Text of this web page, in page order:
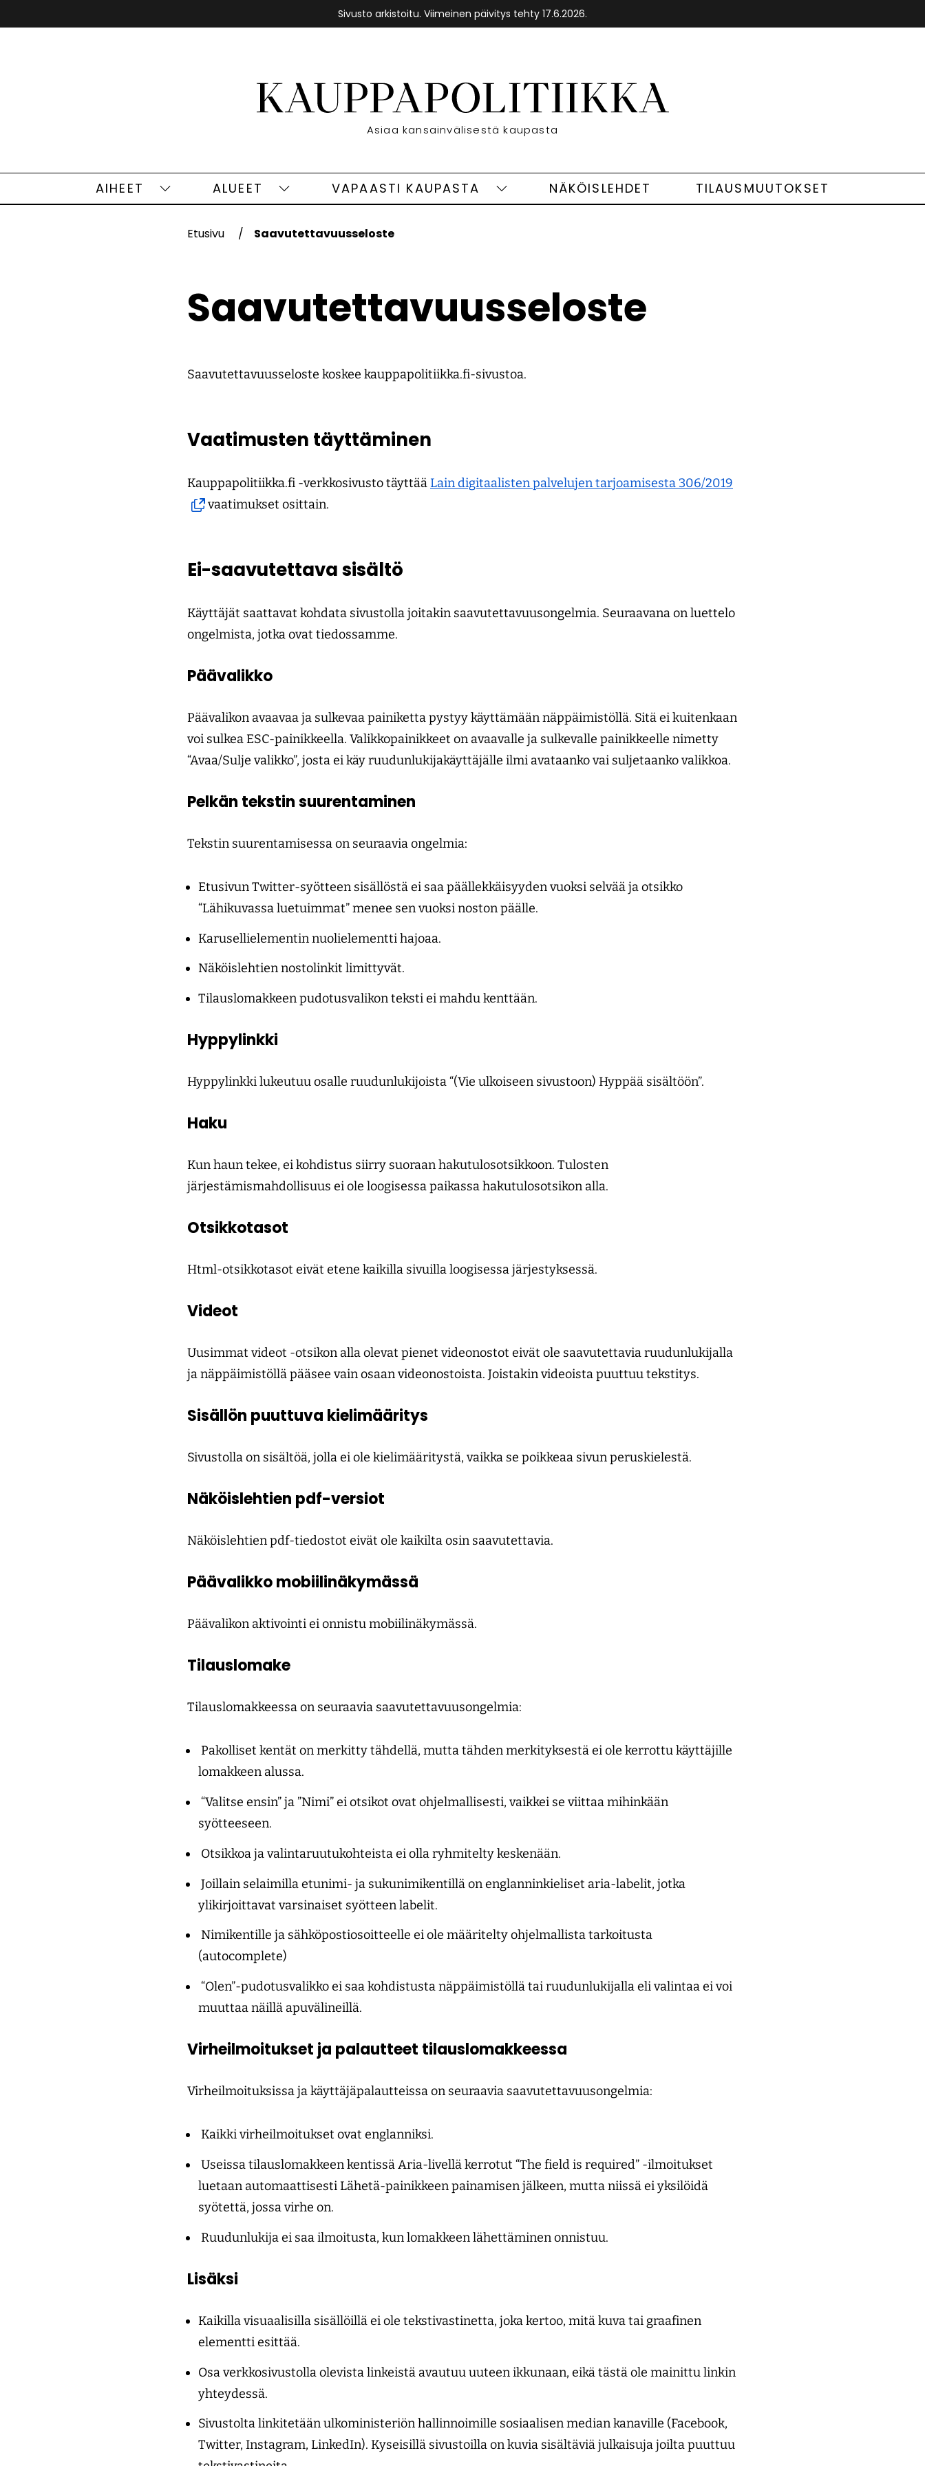
Sivusto arkistoitu. Viimeinen päivitys tehty 17.6.2026.
Etusivu
Asiaa kansainvälisestä kaupasta
AIHEET
Aiheet
ALUEET
Alueet
VAPAASTI KAUPASTA
VapaastiNÄKÖISLEHDET TILAUSMUUTOKSET
Etusivu Saavutettavuusseloste
Saavutettavuusseloste
Saavutettavuusseloste koskee kauppapolitiikka.fi-sivustoa.
Vaatimusten täyttäminen
Kauppapolitiikka.fi -verkkosivusto täyttääLain digitaalisten palvelujen tarjoamisesta 306/2019
vaatimukset osittain.
Ei-saavutettava sisältö
Käyttäjät saattavat kohdata sivustolla joitakin saavutettavuusongelmia. Seuraavana on luettelo
ongelmista, jotka ovat tiedossamme.
Päävalikko
Päävalikon avaavaa ja sulkevaa painiketta pystyy käyttämään näppäimistöllä. Sitä ei kuitenkaan
voi sulkea ESC-painikkeella. Valikkopainikkeet on avaavalle ja sulkevalle painikkeelle nimetty
“Avaa/Sulje valikko”, josta ei käy ruudunlukijakäyttäjälle ilmi avataanko vai suljetaanko valikkoa.
Pelkän tekstin suurentaminen
Tekstin suurentamisessa on seuraavia ongelmia:
Etusivun Twitter-syötteen sisällöstä ei saa päällekkäisyyden vuoksi selvää ja otsikko
“Lähikuvassa luetuimmat” menee sen vuoksi noston päälle.
Karusellielementin nuolielementti hajoaa.
Näköislehtien nostolinkit limittyvät.
Tilauslomakkeen pudotusvalikon teksti ei mahdu kenttään.
Hyppylinkki
Hyppylinkki lukeutuu osalle ruudunlukijoista “(Vie ulkoiseen sivustoon) Hyppää sisältöön”.
Haku
Kun haun tekee, ei kohdistus siirry suoraan hakutulosotsikkoon. Tulosten
järjestämismahdollisuus ei ole loogisessa paikassa hakutulosotsikon alla.
Otsikkotasot
Html-otsikkotasot eivät etene kaikilla sivuilla loogisessa järjestyksessä.
Videot
Uusimmat videot -otsikon alla olevat pienet videonostot eivät ole saavutettavia ruudunlukijalla
ja näppäimistöllä pääsee vain osaan videonostoista. Joistakin videoista puuttuu tekstitys.
Sisällön puuttuva kielimääritys
Sivustolla on sisältöä, jolla ei ole kielimääritystä, vaikka se poikkeaa sivun peruskielestä.
Näköislehtien pdf-versiot
Näköislehtien pdf-tiedostot eivät ole kaikilta osin saavutettavia.
Päävalikko mobiilinäkymässä
Päävalikon aktivointi ei onnistu mobiilinäkymässä.
Tilauslomake
Tilauslomakkeessa on seuraavia saavutettavuusongelmia:
Pakolliset kentät on merkitty tähdellä, mutta tähden merkityksestä ei ole kerrottu käyttäjille
lomakkeen alussa.
“Valitse ensin” ja ”Nimi” ei otsikot ovat ohjelmallisesti, vaikkei se viittaa mihinkään
syötteeseen.
Otsikkoa ja valintaruutukohteista ei olla ryhmitelty keskenään.
Joillain selaimilla etunimi- ja sukunimikentillä on englanninkieliset aria-labelit, jotka
ylikirjoittavat varsinaiset syötteen labelit.
Nimikentille ja sähköpostiosoitteelle ei ole määritelty ohjelmallista tarkoitusta
(autocomplete)
“Olen”-pudotusvalikko ei saa kohdistusta näppäimistöllä tai ruudunlukijalla eli valintaa ei voi
muuttaa näillä apuvälineillä.
Virheilmoitukset ja palautteet tilauslomakkeessa
Virheilmoituksissa ja käyttäjäpalautteissa on seuraavia saavutettavuusongelmia:
Kaikki virheilmoitukset ovat englanniksi.
Useissa tilauslomakkeen kentissä Aria-livellä kerrotut “The field is required” -ilmoitukset
luetaan automaattisesti Lähetä-painikkeen painamisen jälkeen, mutta niissä ei yksilöidä
syötettä, jossa virhe on.
Ruudunlukija ei saa ilmoitusta, kun lomakkeen lähettäminen onnistuu.
Lisäksi
Kaikilla visuaalisilla sisällöillä ei ole tekstivastinetta, joka kertoo, mitä kuva tai graafinen
elementti esittää.
Osa verkkosivustolla olevista linkeistä avautuu uuteen ikkunaan, eikä tästä ole mainittu linkin
yhteydessä.
Sivustolta linkitetään ulkoministeriön hallinnoimille sosiaalisen median kanaville (Facebook,
Twitter, Instagram, LinkedIn). Kyseisillä sivustoilla on kuvia sisältäviä julkaisuja joilta puuttuu